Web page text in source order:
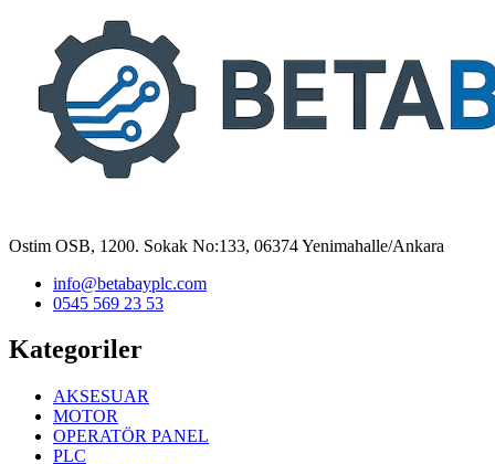
Ostim OSB, 1200. Sokak No:133, 06374 Yenimahalle/Ankara
info@betabayplc.com
0545 569 23 53
Kategoriler
AKSESUAR
MOTOR
OPERATÖR PANEL
PLC